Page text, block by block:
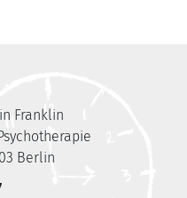
Franklin
Berlin